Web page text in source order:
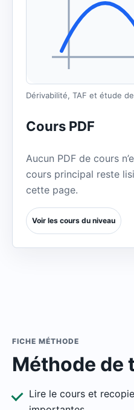
Dérivabilité, TAF et étude
Cours PDF
Aucun PDF de cours
cours principal reste
cette page.
Voir les cours du niveau
FICHE MÉTHODE
Méthode de
Lire le cours et